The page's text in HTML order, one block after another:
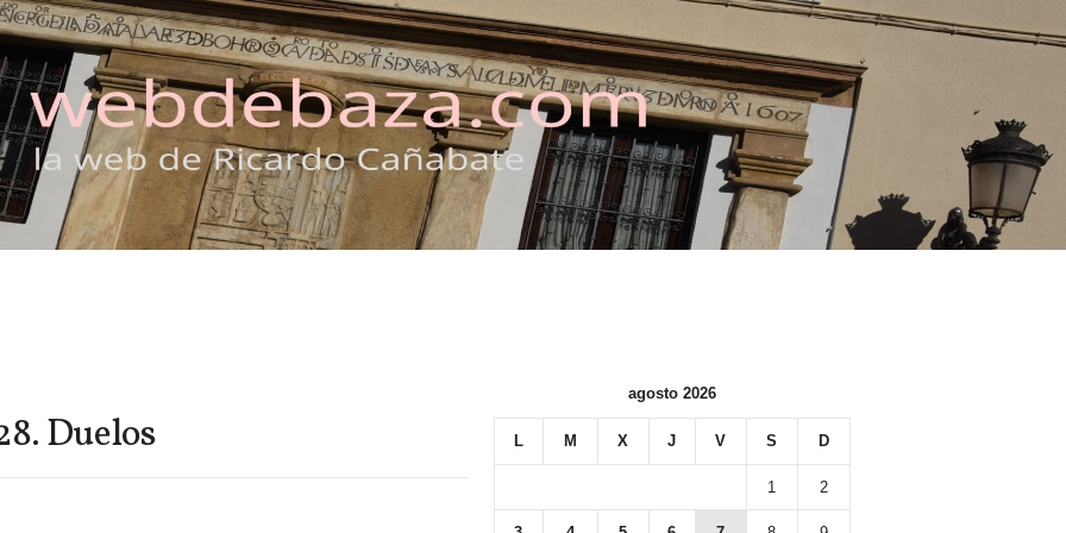
Duelos
agosto 2026
L M X J V S D
1 2